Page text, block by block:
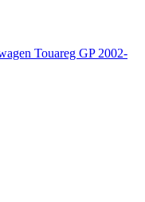
Touareg GP 2002-